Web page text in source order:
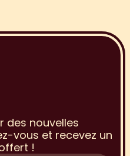
slette
des nouvelles
vous et recevez un
!